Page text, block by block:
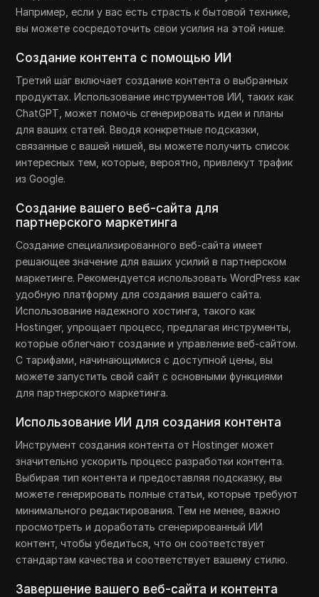
Например, если у вас есть страсть к бытовой технике,
вы можете сосредоточить свои усилия на этой нише.
Создание контента с помощью ИИ
Третий шаг включает создание контента о выбранных
продуктах. Использование инструментов ИИ, таких как
ChatGPT, может помочь сгенерировать идеи и планы
для ваших статей. Вводя конкретные подсказки,
связанные с вашей нишей, вы можете получить список
интересных тем, которые, вероятно, привлекут трафик
из Google.
Создание вашего веб-сайта для
партнерского маркетинга
Создание специализированного веб-сайта имеет
решающее значение для ваших усилий в партнерском
маркетинге. Рекомендуется использовать WordPress как
удобную платформу для создания вашего сайта.
Использование надежного хостинга, такого как
Hostinger, упрощает процесс, предлагая инструменты,
которые облегчают создание и управление веб-сайтом.
С тарифами, начинающимися с доступной цены, вы
можете запустить свой сайт с основными функциями
для партнерского маркетинга.
Использование ИИ для создания контента
Инструмент создания контента от Hostinger может
значительно ускорить процесс разработки контента.
Выбирая тип контента и предоставляя подсказку, вы
можете генерировать полные статьи, которые требуют
минимального редактирования. Тем не менее, важно
просмотреть и доработать сгенерированный ИИ
контент, чтобы убедиться, что он соответствует
стандартам качества и соответствует вашему стилю.
Завершение вашего веб-сайта и контента